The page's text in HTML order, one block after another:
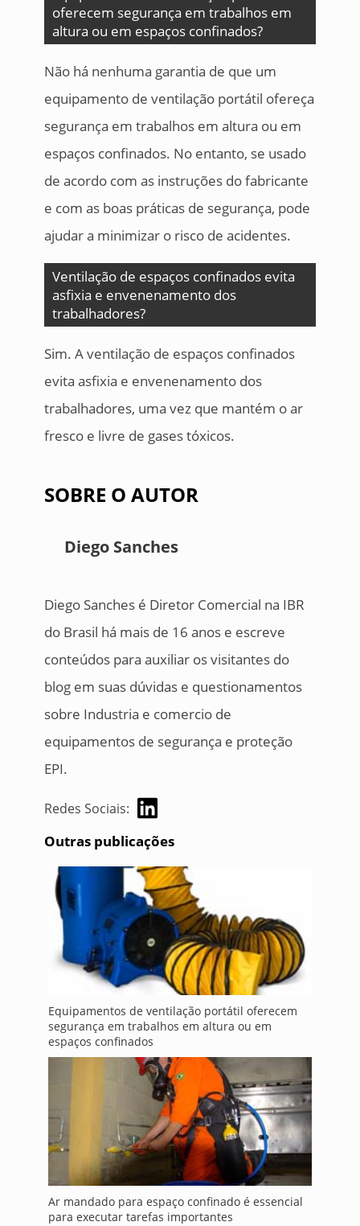
oferecem segurança em trabalhos em
altura ou em espaços confinados?
Não há nenhuma garantia de que um
equipamento de ventilação portátil ofereça
segurança em trabalhos em altura ou em
espaços confinados. No entanto, se usado
de acordo com as instruções do fabricante
e com as boas práticas de segurança, pode
ajudar a minimizar o risco de acidentes.
Ventilação de espaços confinados evita
asfixia e envenenamento dos
trabalhadores?
Sim. A ventilação de espaços confinados
evita asfixia e envenenamento dos
trabalhadores, uma vez que mantém o ar
fresco e livre de gases tóxicos.
SOBRE O AUTOR
Diego Sanches
Diego Sanches é Diretor Comercial na IBR
do Brasil há mais de 16 anos e escreve
conteúdos para auxiliar os visitantes do
blog em suas dúvidas e questionamentos
sobre Industria e comercio de
equipamentos de segurança e proteção
EPI.
Redes Sociais:
Outras publicações
Equipamentos de ventilação portátil oferecem
segurança em trabalhos em altura ou em
espaços confinados
Ar mandado para espaço confinado é essencial
para executar tarefas importantes